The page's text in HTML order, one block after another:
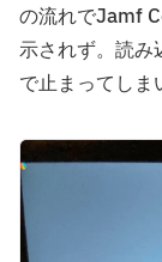
の流れでJamf
示されず。読み
で止まってしま